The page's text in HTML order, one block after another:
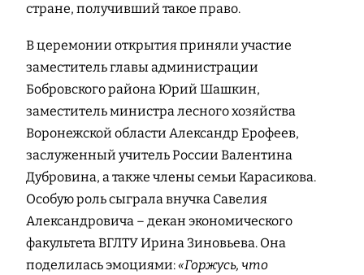
стране, получивший такое право.
В церемонии открытия приняли участие
заместитель главы администрации
Бобровского района Юрий Шашкин,
заместитель министра лесного хозяйства
Воронежской области Александр Ерофеев,
заслуженный учитель России Валентина
Дубровина, а также члены семьи Карасикова.
Особую роль сыграла внучка Савелия
Александровича – декан экономического
факультета ВГЛТУ Ирина Зиновьева. Она
поделилась эмоциями:«Горжусь, что